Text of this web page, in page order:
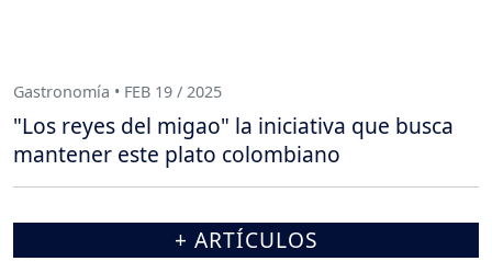
Gastronomía • FEB 19 / 2025
"Los reyes del migao" la iniciativa que busca
mantener este plato colombiano
+ ARTÍCULOS